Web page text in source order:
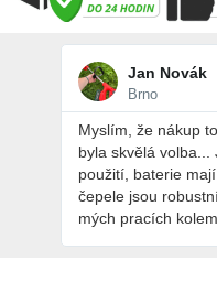
Jan Novák
Brno
Myslím, že nákup
byla skvělá volba...
použití, baterie
čepele jsou
mých pracích